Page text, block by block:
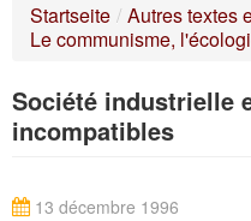
WAS IST DIE IKV?
SUCHE
KONTAKT
Startseite / Autres textes
Le communisme,
Société industrielle
incompatibles
13 décembre 1996